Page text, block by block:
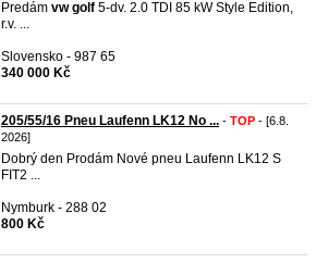
Predám vw golf 5-dv. 2.0 TDI 85 kW Style Edition,
r.v. ...
Slovensko - 987 65
340 000 Kč
205/55/16 Pneu Laufenn LK12 No ... - TOP - [6.8.
2026]
Dobrý den Prodám Nové pneu Laufenn LK12 S
FIT2 ...
Nymburk - 288 02
800 Kč